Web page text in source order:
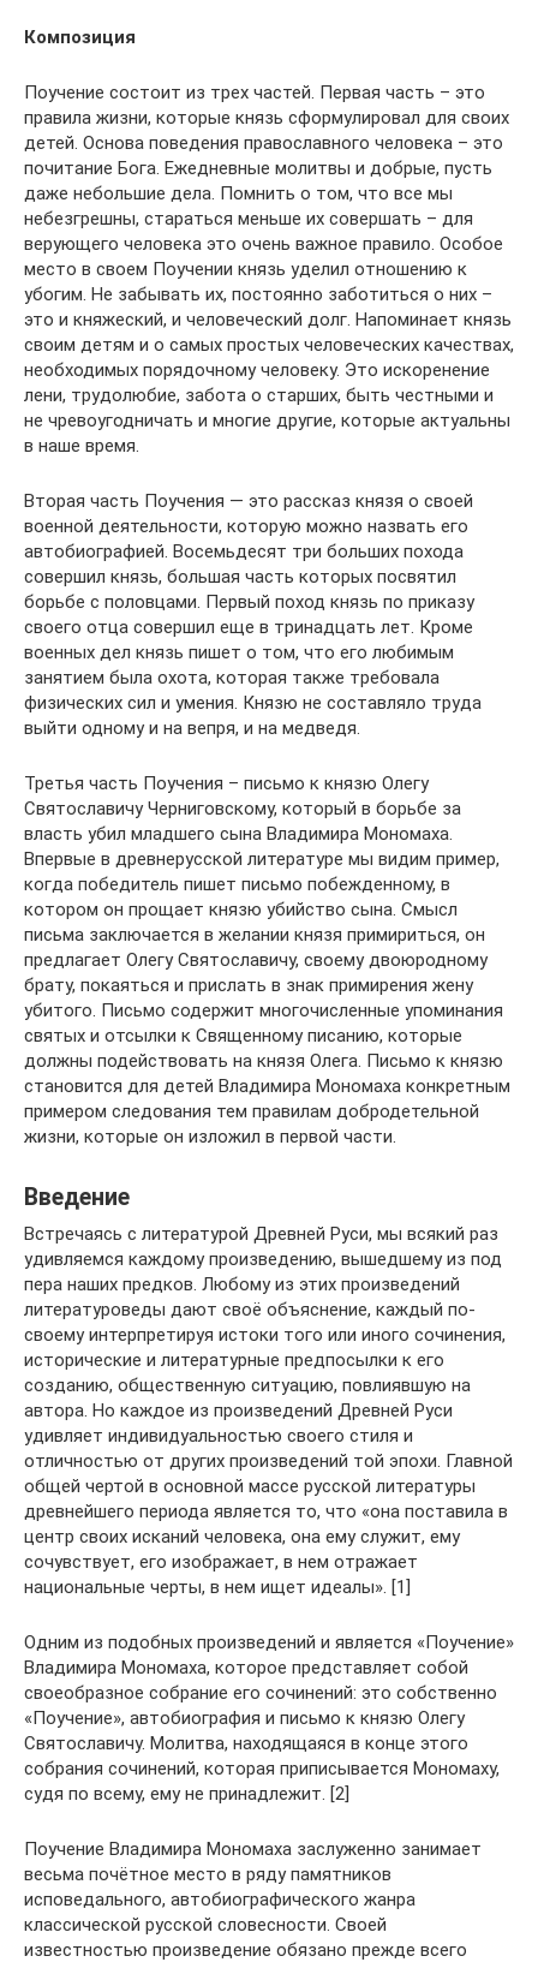
Композиция
Поучение состоит из трех частей. Первая часть – это
правила жизни, которые князь сформулировал для своих
детей. Основа поведения православного человека – это
почитание Бога. Ежедневные молитвы и добрые, пусть
даже небольшие дела. Помнить о том, что все мы
небезгрешны, стараться меньше их совершать – для
верующего человека это очень важное правило. Особое
место в своем Поучении князь уделил отношению к
убогим. Не забывать их, постоянно заботиться о них –
это и княжеский, и человеческий долг. Напоминает князь
своим детям и о самых простых человеческих качествах,
необходимых порядочному человеку. Это искоренение
лени, трудолюбие, забота о старших, быть честными и
не чревоугодничать и многие другие, которые актуальны
в наше время.
Вторая часть Поучения — это рассказ князя о своей
военной деятельности, которую можно назвать его
автобиографией. Восемьдесят три больших похода
совершил князь, большая часть которых посвятил
борьбе с половцами. Первый поход князь по приказу
своего отца совершил еще в тринадцать лет. Кроме
военных дел князь пишет о том, что его любимым
занятием была охота, которая также требовала
физических сил и умения. Князю не составляло труда
выйти одному и на вепря, и на медведя.
Третья часть Поучения – письмо к князю Олегу
Святославичу Черниговскому, который в борьбе за
власть убил младшего сына Владимира Мономаха.
Впервые в древнерусской литературе мы видим пример,
когда победитель пишет письмо побежденному, в
котором он прощает князю убийство сына. Смысл
письма заключается в желании князя примириться, он
предлагает Олегу Святославичу, своему двоюродному
брату, покаяться и прислать в знак примирения жену
убитого. Письмо содержит многочисленные упоминания
святых и отсылки к Священному писанию, которые
должны подействовать на князя Олега. Письмо к князю
становится для детей Владимира Мономаха конкретным
примером следования тем правилам добродетельной
жизни, которые он изложил в первой части.
Введение
Встречаясь с литературой Древней Руси, мы всякий раз
удивляемся каждому произведению, вышедшему из под
пера наших предков. Любому из этих произведений
литературоведы дают своё объяснение, каждый по-
своему интерпретируя истоки того или иного сочинения,
исторические и литературные предпосылки к его
созданию, общественную ситуацию, повлиявшую на
автора. Но каждое из произведений Древней Руси
удивляет индивидуальностью своего стиля и
отличностью от других произведений той эпохи. Главной
общей чертой в основной массе русской литературы
древнейшего периода является то, что «она поставила в
центр своих исканий человека, она ему служит, ему
сочувствует, его изображает, в нем отражает
национальные черты, в нем ищет идеалы». [1]
Одним из подобных произведений и является «Поучение»
Владимира Мономаха, которое представляет собой
своеобразное собрание его сочинений: это собственно
«Поучение», автобиография и письмо к князю Олегу
Святославичу. Молитва, находящаяся в конце этого
собрания сочинений, которая приписывается Мономаху,
судя по всему, ему не принадлежит. [2]
Поучение Владимира Мономаха заслуженно занимает
весьма почётное место в ряду памятников
исповедального, автобиографического жанра
классической русской словесности. Своей
известностью произведение обязано прежде всего